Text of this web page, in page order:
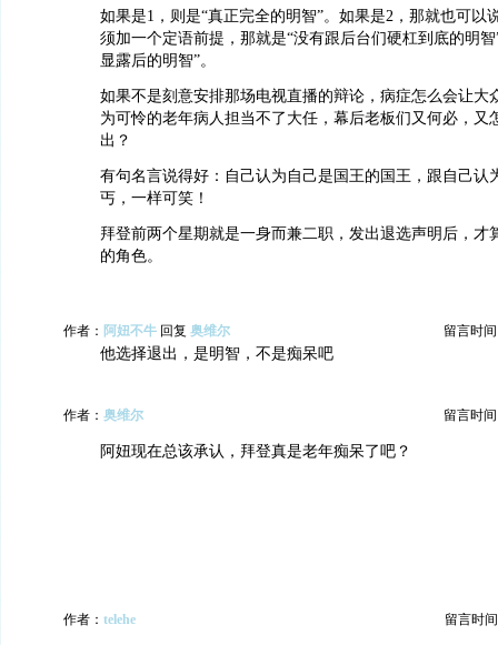
如果是1，则是“真正完全的明智”。如果是2，那就也可以
须加一个定语前提，那就是“没有跟后台们硬杠到底的明
显露后的明智”。
如果不是刻意安排那场电视直播的辩论，病症怎么会让大
为可怜的老年病人担当不了大任，幕后老板们又何必，又
出？
有句名言说得好：自己认为自己是国王的国王，跟自己认
丐，一样可笑！
拜登前两个星期就是一身而兼二职，发出退选声明后，才
的角色。
作者： 阿妞不牛 回复 奥维尔 留言时间
他选择退出，是明智，不是痴呆吧
作者： 奥维尔 留言时间
阿妞现在总该承认，拜登真是老年痴呆了吧？
作者： telehe 留言时